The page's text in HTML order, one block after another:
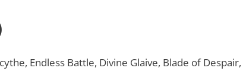
Endless Battle, Divine Glaive, Blade of Despair,